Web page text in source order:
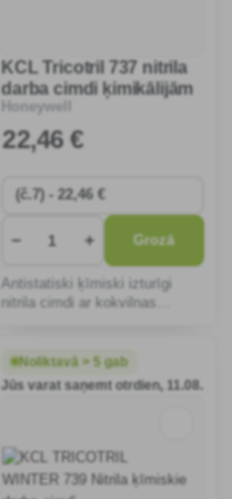
KCL Tricotril 737 nitrila
darba cimdi ķimikālijām
Honeywell
22,46 €
− + Grozā
Antistatiski ķīmiski izturīgi
nitrila cimdi ar kokvilnas
Noliktavā > 5 gab
Jūs varat saņemt otrdien, 11.08.